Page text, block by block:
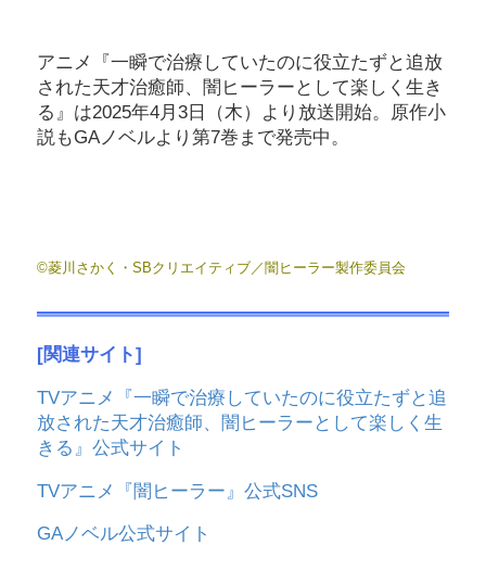
アニメ『一瞬で治療していたのに役立たずと追放
された天才治癒師、闇ヒーラーとして楽しく生き
る』は2025年4月3日（木）より放送開始。原作小
説もGAノベルより第7巻まで発売中。
©菱川さかく・SBクリエイティブ／闇ヒーラー製作委員会
[関連サイト]
TVアニメ『一瞬で治療していたのに役立たずと追
放された天才治癒師、闇ヒーラーとして楽しく生
きる』公式サイト
TVアニメ『闇ヒーラー』公式SNS
GAノベル公式サイト